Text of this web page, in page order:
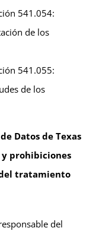
541.054:
de los
541.055:
de los
Datos de Texas
y prohibiciones
tratamiento
del